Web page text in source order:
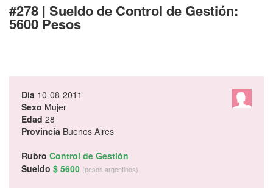
#278 | Sueldo de Control de Gestión:
5600 Pesos
Día 10-08-2011
Sexo Mujer
Edad 28
Provincia Buenos Aires
Rubro Control de Gestión
Sueldo $ 5600 (pesos argentinos)